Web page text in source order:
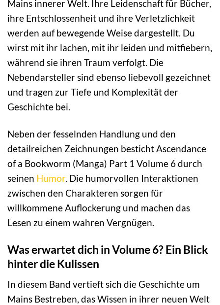
Mains innerer Welt. Ihre Leidenschaft für Bücher,
ihre Entschlossenheit und ihre Verletzlichkeit
werden auf bewegende Weise dargestellt. Du
wirst mit ihr lachen, mit ihr leiden und mitfiebern,
während sie ihren Traum verfolgt. Die
Nebendarsteller sind ebenso liebevoll gezeichnet
und tragen zur Tiefe und Komplexität der
Geschichte bei.
Neben der fesselnden Handlung und den
detailreichen Zeichnungen besticht Ascendance
of a Bookworm (Manga) Part 1 Volume 6 durch
seinen Humor. Die humorvollen Interaktionen
zwischen den Charakteren sorgen für
willkommene Auflockerung und machen das
Lesen zu einem wahren Vergnügen.
Was erwartet dich in Volume 6? Ein Blick
hinter die Kulissen
In diesem Band vertieft sich die Geschichte um
Mains Bestreben, das Wissen in ihrer neuen Welt